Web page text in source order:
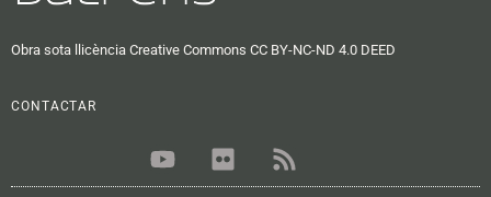
Obra sota llicència Creative Commons CC BY-NC-ND 4.0 DEED
CONTACTAR
Y
o
F
l
R
s